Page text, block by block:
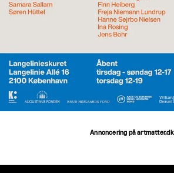
Annoncering på artmatter.dk